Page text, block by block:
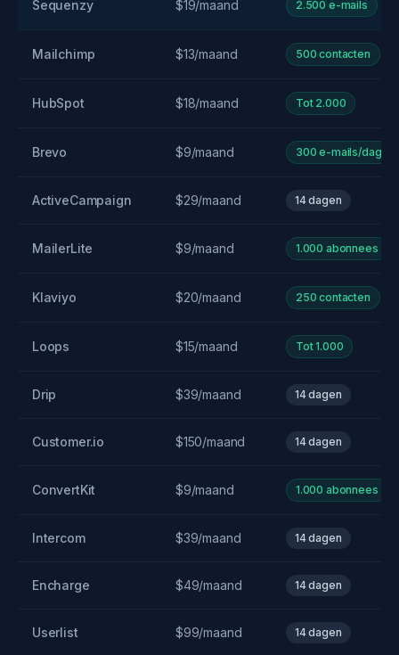
Sequenzy $19/maand 2.500 e-mails
Mailchimp $13/maand 500 contacten
HubSpot $18/maand Tot 2.000
Brevo $9/maand 300 e-mails/dag
ActiveCampaign $29/maand 14 dagen
MailerLite $9/maand 1.000 abonnees
Klaviyo $20/maand 250 contacten
Loops $15/maand Tot 1.000
Drip $39/maand 14 dagen
Customer.io $150/maand 14 dagen
ConvertKit $9/maand 1.000 abonnees
Intercom $39/maand 14 dagen
Encharge $49/maand 14 dagen
Userlist $99/maand 14 dagen